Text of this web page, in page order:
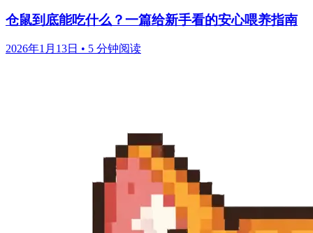
仓鼠到底能吃什么？一篇给新手看的安心喂养指南
2026年1月13日 • 5 分钟阅读